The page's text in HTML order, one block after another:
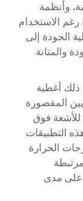
وأنظمة
رغم الاستخدام
الجودة إلى
والمتانة
ذلك أغطية
المقصورة
للأشعة فوق
التطبيقات
الحرارة
على مدى